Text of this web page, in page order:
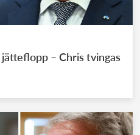
– Chris tvingas